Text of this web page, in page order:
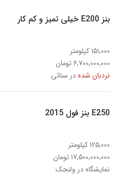
بنز E200 خیلی تمیز و کم کار
۱۵۱,۰۰۰ کیلومتر
۶,۷۰۰,۰۰۰,۰۰۰ تومان
نردبان شدهدر سنائی
E250 بنز فول 2015
۱۲۵,۰۰۰ کیلومتر
۱۷,۵۰۰,۰۰۰,۰۰۰ تومان
نمایشگاه در ولنجک